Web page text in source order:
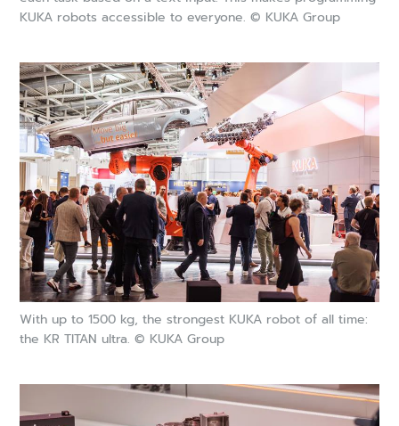
KUKA robots accessible to everyone. © KUKA Group
With up to 1500 kg, the strongest KUKA robot of all time:
the KR TITAN ultra. © KUKA Group